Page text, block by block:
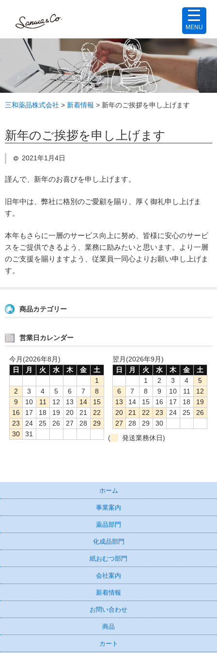
三和薬品株式会社 > 新着情報 > 新年のご挨拶を申し上げます
新年のご挨拶を申し上げます
2021年1月4日
謹んで、新年のお喜びを申し上げます。
旧年中は、弊社に格別のご愛顧を賜り、厚く御礼申し上げま
す。
本年もさらに一層のサービス向上に努め、皆様に安心のサービ
スをご提供できるよう、業務に励みたいと思います。より一層
のご支援を賜りますよう、従業員一同心よりお願い申し上げま
す。
商品カテゴリー
営業日カレンダー
今月(2026年8月)
日
月 火 水 木 金
土
1
2
3 4 5 6 7
8
9
10 11 12 13 14
15
16
17 18 19 20 21
22
23
24 25 26 27 28
29
30
31
翌月(2026年9月)
日
月 火 水 木 金
土
1
2 3 4
5
6
7 8 9 10 11
12
13
14 15 16 17 18
19
20
21 22 23 24 25
26
27
28 29
30
(
発送業務休日)
ホーム
事業案内
薬品部門
化成品部門
紙おむつ部門
会社案内
新着情報
お問い合わせ
商品
カート
MENU